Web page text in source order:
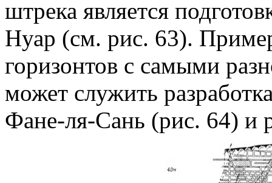
штрека является
Нуар (см. рис. 63).
горизонтов с самыми
может служить
Фане-ля-Сань (рис. 64) и